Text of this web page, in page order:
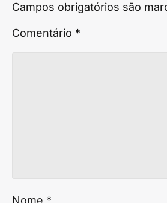
Campos obrigatórios são
Comentário *
Nome *